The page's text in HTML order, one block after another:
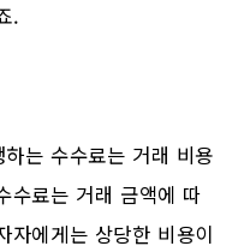
.
는 수수료는 거래 비용
수료는 거래 금액에 따
자에게는 상당한 비용이